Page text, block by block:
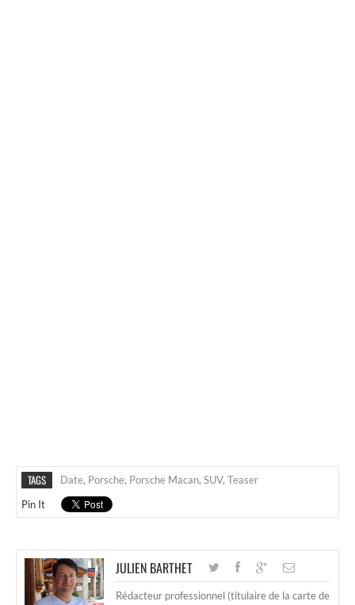
TAGS Date, Porsche, Porsche Macan, SUV, Teaser
Pin It
JULIEN BARTHET
Rédacteur professionnel (titulaire de la carte de